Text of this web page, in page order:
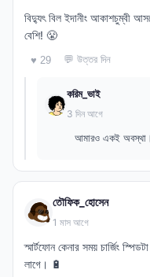
বিদ্যুৎ বিল ইদানীং আকাশচুম্বী
বেশি! 😤
♥ 29 💬 উত্তর দিন
করিম_ভাই
3 দিন আগে
আমারও একই অবস্থা।
তৌফিক_হোসেন
1 মাস আগে
স্মার্টফোন কেনার সময় চার্জিং
লাগে। 🔋